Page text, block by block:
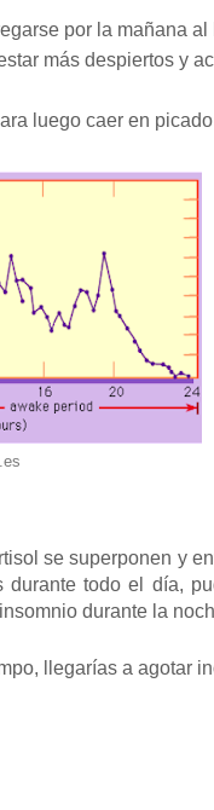
por la mañana
más despiertos y
luego caer en
se superponen y
todo el día,
durante la
llegarías a agotar